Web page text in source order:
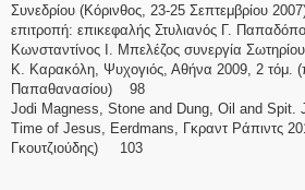
Συνεδρίου (Κόρινθος, 23-25 Σεπτεμβρίου
επιτροπή: επικεφαλής Στυλιανός Γ.
Κωνσταντίνος I. Μπελέζος συνεργία
Κ. Καρακόλη, Ψυχογιός, Αθήνα 2009, 2 τόμ.
Παπαθανασίου) 98
Jodi Magness, Stone and Dung, Oil and Spit.
Time of Jesus, Eerdmans, Γκραντ Ράπιντς
Γκουτζιούδης) 103